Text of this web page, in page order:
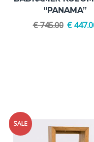
“PANAMA”
€745.00 €
SALE